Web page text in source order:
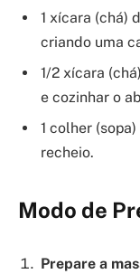
1 xícara (chá)
criando uma
1/2 xícara
e cozinhar o
1 colher
recheio.
Modo de
Prepare a